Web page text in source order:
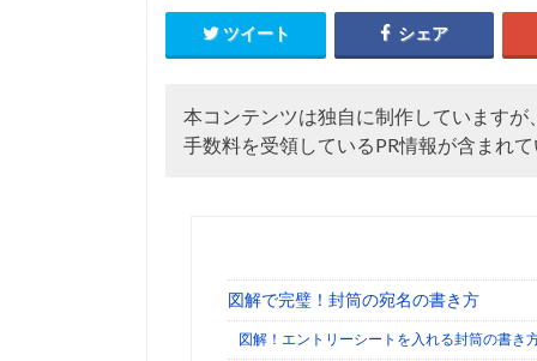
ツイート シェア
本コンテンツは独自に制作しています
手数料を受領しているPR情報が含まれ
図解で完璧！封筒の宛名の書き方
図解！エントリーシートを入れる封筒の書き